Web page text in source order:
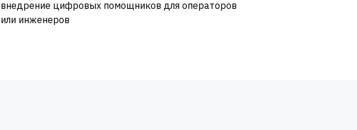
внедрение цифровых помощников для операторов
или инженеров